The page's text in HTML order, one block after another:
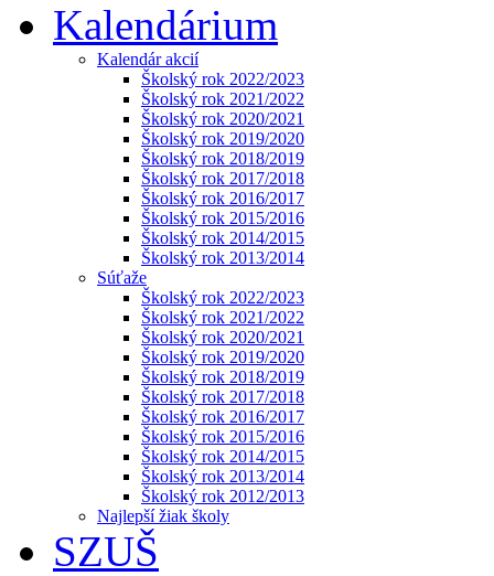
Kalendárium
Kalendár akcií
Školský rok 2022/2023
Školský rok 2021/2022
Školský rok 2020/2021
Školský rok 2019/2020
Školský rok 2018/2019
Školský rok 2017/2018
Školský rok 2016/2017
Školský rok 2015/2016
Školský rok 2014/2015
Školský rok 2013/2014
Súťaže
Školský rok 2022/2023
Školský rok 2021/2022
Školský rok 2020/2021
Školský rok 2019/2020
Školský rok 2018/2019
Školský rok 2017/2018
Školský rok 2016/2017
Školský rok 2015/2016
Školský rok 2014/2015
Školský rok 2013/2014
Školský rok 2012/2013
Najlepší žiak školy
SZUŠ